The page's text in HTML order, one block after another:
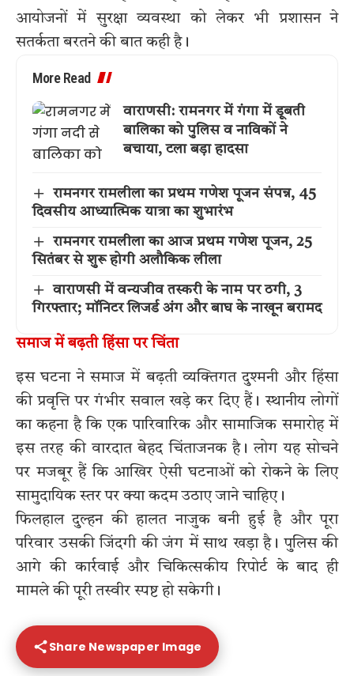
आयोजनों में सुरक्षा व्यवस्था को लेकर भी प्रशासन ने
सतर्कता बरतने की बात कही है।
More Read
वाराणसी: रामनगर में गंगा में डूबती
बालिका को पुलिस व नाविकों ने
बचाया, टला बड़ा हादसा
रामनगर रामलीला का प्रथम गणेश पूजन संपन्न, 45
दिवसीय आध्यात्मिक यात्रा का शुभारंभ
रामनगर रामलीला का आज प्रथम गणेश पूजन, 25
सितंबर से शुरू होगी अलौकिक लीला
वाराणसी में वन्यजीव तस्करी के नाम पर ठगी, 3
गिरफ्तार; मॉनिटर लिजर्ड अंग और बाघ के नाखून बरामद
समाज में बढ़ती हिंसा पर चिंता
इस घटना ने समाज में बढ़ती व्यक्तिगत दुश्मनी और हिंसा
की प्रवृत्ति पर गंभीर सवाल खड़े कर दिए हैं। स्थानीय लोगों
का कहना है कि एक पारिवारिक और सामाजिक समारोह में
इस तरह की वारदात बेहद चिंताजनक है। लोग यह सोचने
पर मजबूर हैं कि आखिर ऐसी घटनाओं को रोकने के लिए
सामुदायिक स्तर पर क्या कदम उठाए जाने चाहिए।
फिलहाल दुल्हन की हालत नाजुक बनी हुई है और पूरा
परिवार उसकी जिंदगी की जंग में साथ खड़ा है। पुलिस की
आगे की कार्रवाई और चिकित्सकीय रिपोर्ट के बाद ही
मामले की पूरी तस्वीर स्पष्ट हो सकेगी।
Share Newspaper Image